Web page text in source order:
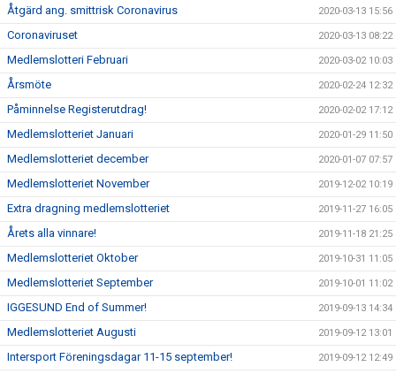
Åtgärd ang. smittrisk Coronavirus 2020-03-13 15:56
Coronaviruset 2020-03-13 08:22
Medlemslotteri Februari 2020-03-02 10:03
Årsmöte 2020-02-24 12:32
Påminnelse Registerutdrag! 2020-02-02 17:12
Medlemslotteriet Januari 2020-01-29 11:50
Medlemslotteriet december 2020-01-07 07:57
Medlemslotteriet November 2019-12-02 10:19
Extra dragning medlemslotteriet 2019-11-27 16:05
Årets alla vinnare! 2019-11-18 21:25
Medlemslotteriet Oktober 2019-10-31 11:05
Medlemslotteriet September 2019-10-01 11:02
IGGESUND End of Summer! 2019-09-13 14:34
Medlemslotteriet Augusti 2019-09-12 13:01
Intersport Föreningsdagar 11-15 september! 2019-09-12 12:49